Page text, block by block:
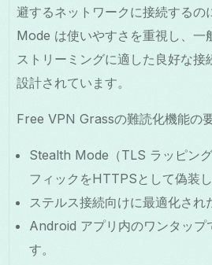
避するネットワークに接続する
Mode は使いやすさを重視し、一
ストリーミングに適した良好な接
設計されています。
Free VPN Grassの難読化機能の
Stealth Mode（TLS ラッピン
フィックをHTTPSとして偽装し
ステルス接続向けに最適化され
Android アプリ内のワンタップ
す。